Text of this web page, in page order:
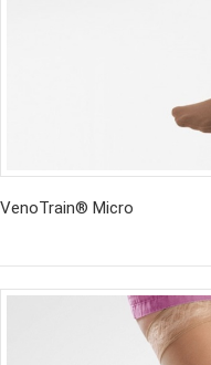
VenoTrain® Micro